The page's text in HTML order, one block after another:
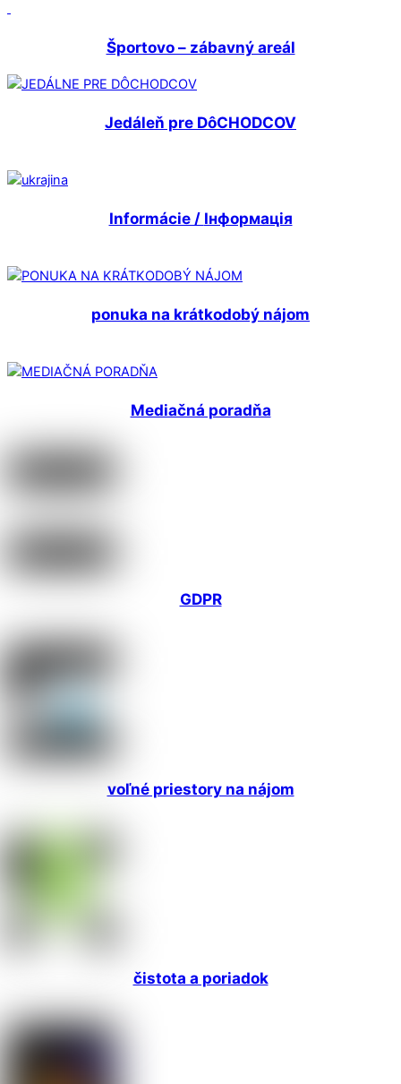
Športovo – zábavný areál
Jedáleň pre DôCHODCOV
Informácie / Інформація
ponuka na krátkodobý nájom
Mediačná poradňa
GDPR
voľné priestory na nájom
čistota a poriadok